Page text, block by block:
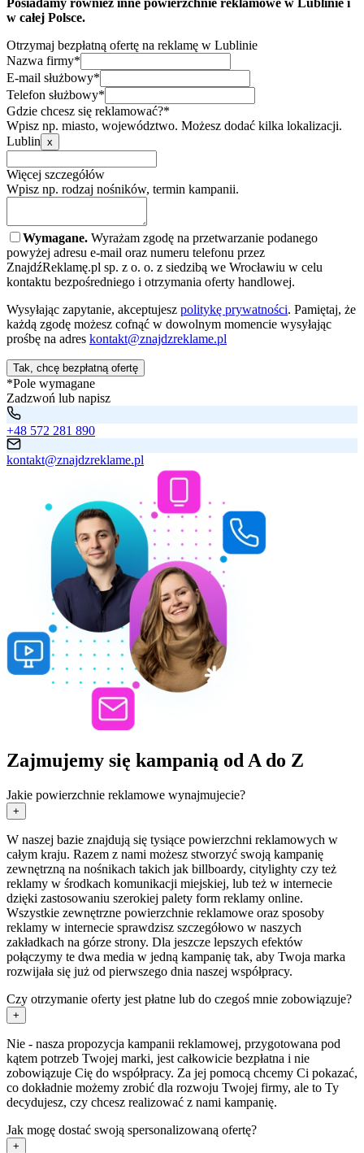
w całej Polsce.
Otrzymaj bezpłatną ofertę na reklamę w Lublinie
Nazwa firmy*
E-mail służbowy*
Telefon służbowy*
Gdzie chcesz się reklamować?*
Wpisz np. miasto, województwo. Możesz dodać kilka lokalizacji.
Lublin x
Więcej szczegółów
Wpisz np. rodzaj nośników, termin kampanii.
Wymagane. Wyrażam zgodę na przetwarzanie podanego
powyżej adresu e-mail oraz numeru telefonu przez
ZnajdźReklamę.pl sp. z o. o. z siedzibą we Wrocławiu w celu
kontaktu bezpośredniego i otrzymania oferty handlowej.
Wysyłając zapytanie, akceptujesz politykę prywatności. Pamiętaj, że
każdą zgodę możesz cofnąć w dowolnym momencie wysyłając
prośbę na adres kontakt@znajdzreklame.pl
Tak, chcę bezpłatną ofertę
*Pole wymagane
Zadzwoń lub napisz
+48 572 281 890
kontakt@znajdzreklame.pl
Zajmujemy się kampanią od A do Z
Jakie powierzchnie reklamowe wynajmujecie?
+
W naszej bazie znajdują się tysiące powierzchni reklamowych w
całym kraju. Razem z nami możesz stworzyć swoją kampanię
zewnętrzną na nośnikach takich jak billboardy, citylighty czy też
reklamy w środkach komunikacji miejskiej, lub też w internecie
dzięki zastosowaniu szerokiej palety form reklamy online.
Wszystkie zewnętrzne powierzchnie reklamowe oraz sposoby
reklamy w internecie sprawdzisz szczegółowo w naszych
zakładkach na górze strony. Dla jeszcze lepszych efektów
połączymy te dwa media w jedną kampanię tak, aby Twoja marka
rozwijała się już od pierwszego dnia naszej współpracy.
Czy otrzymanie oferty jest płatne lub do czegoś mnie zobowiązuje?
+
Nie - nasza propozycja kampanii reklamowej, przygotowana pod
kątem potrzeb Twojej marki, jest całkowicie bezpłatna i nie
zobowiązuje Cię do współpracy. Za jej pomocą chcemy Ci pokazać,
co dokładnie możemy zrobić dla rozwoju Twojej firmy, ale to Ty
decydujesz, czy chcesz realizować z nami kampanię.
Jak mogę dostać swoją spersonalizowaną ofertę?
+